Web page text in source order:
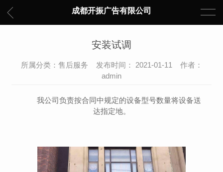
成都开振广告有限公司
安装试调
所属分类：售后服务 发布时间： 2021-01-11 作者：
admin
我公司负责按合同中规定的设备型号数量将设备送
达指定地。